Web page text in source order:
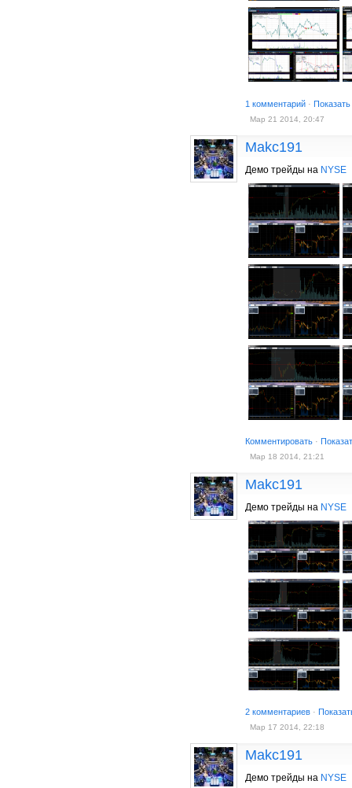
1 комментарий ·
Мар 21 2014, 20:47
Makc191
Демо трейды на NYSE
Комментировать ·
Мар 18 2014, 21:21
Makc191
Демо трейды на NYSE
2 комментариев ·
Мар 17 2014, 22:18
Makc191
Демо трейды на NYSE